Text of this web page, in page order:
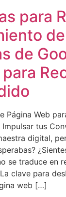
para
de
Página Web
Impulsar tus
digital,
se traduce en
clave para
web […]